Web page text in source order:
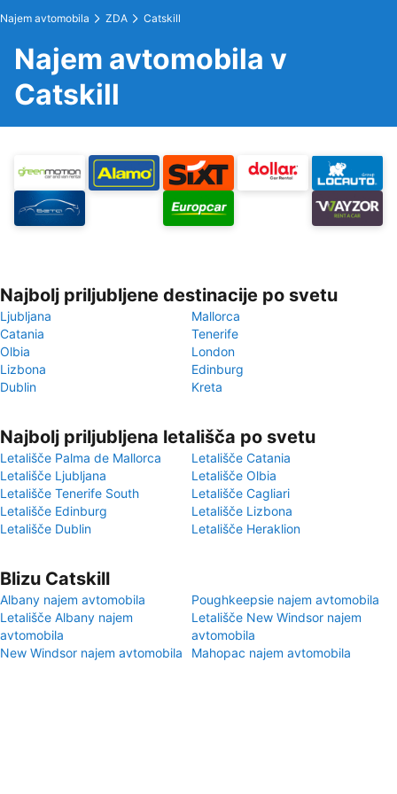
Najem avtomobila ZDA Catskill
Najem avtomobila v
Catskill
Najbolj priljubljene destinacije po svetu
Ljubljana
Mallorca
Catania
Tenerife
Olbia
London
Lizbona
Edinburg
Dublin
Kreta
Najbolj priljubljena letališča po svetu
Letališče Palma de Mallorca
Letališče Catania
Letališče Ljubljana
Letališče Olbia
Letališče Tenerife South
Letališče Cagliari
Letališče Edinburg
Letališče Lizbona
Letališče Dublin
Letališče Heraklion
Blizu Catskill
Albany najem avtomobila
Poughkeepsie najem avtomobila
Letališče Albany najem
avtomobila
Letališče New Windsor najem
avtomobila
New Windsor najem avtomobila
Mahopac najem avtomobila